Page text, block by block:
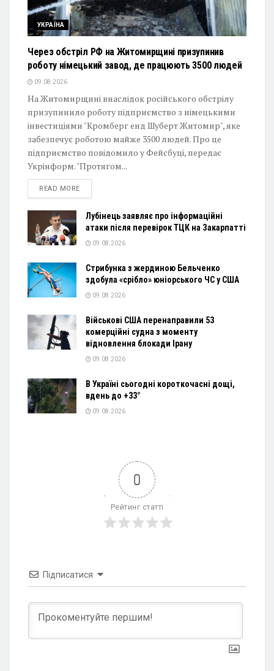
УКРАЇНА
Через обстріл РФ на Житомирщині призупинив
роботу німецький завод, де працюють 3500 людей
09.08.2026
На Житомирщині внаслідок російського обстрілу
призупинило роботу підприємство з німецькими
інвестиціями "Кромберг енд Шуберт Житомир", яке
забезпечує роботою майже 3500 людей. Про це
підприємство повідомило у Фейсбуці, передає
Укрінформ. "Протягом...
READ MOREDETAILS
Лубінець заявляє про інформаційні
атаки після перевірок ТЦК на Закарпатті
09.08.2026
Стрибунка з жердиною Бельченко
здобула «срібло» юніорського ЧС у США
09.08.2026
Військові США перенаправили 53
комерційні судна з моменту
відновлення блокади Ірану
09.08.2026
В Україні сьогодні короткочасні дощі,
вдень до +33°
09.08.2026
0
Рейтинг статті
Підписатися